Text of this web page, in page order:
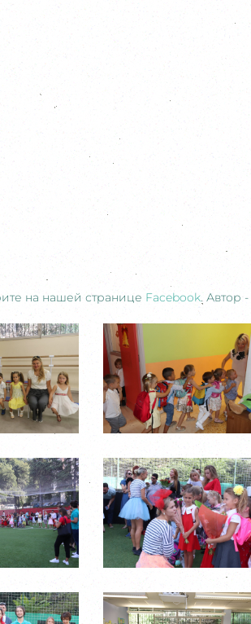
на нашей странице Facebook. Автор -